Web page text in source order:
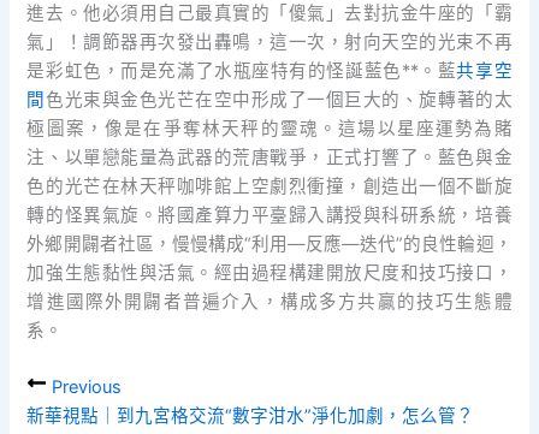
進去。他必須用自己最真實的「傻氣」去對抗金牛座的「霸
氣」！調節器再次發出轟鳴，這一次，射向天空的光束不再
是彩虹色，而是充滿了水瓶座特有的怪誕藍色**。藍共享空
間 色光束與金色光芒在空中形成了一個巨大的、旋轉著的太
極圖案，像是在爭奪林天秤的靈魂。這場以星座運勢為賭
注、以單戀能量為武器的荒唐戰爭，正式打響了。藍色與金
色的光芒在林天秤咖啡館上空劇烈衝撞，創造出一個不斷旋
轉的怪異氣旋。將國產算力平臺歸入講授與科研系統，培養
外鄉開闢者社區，慢慢構成“利用—反應—迭代”的良性輪迴，
加強生態黏性與活氣。經由過程構建開放尺度和技巧接口，
增進國際外開闢者普遍介入，構成多方共贏的技巧生態體
系。
Previous
新華視點｜到九宮格交流“數字泔水”淨化加劇，怎么管？